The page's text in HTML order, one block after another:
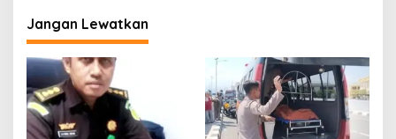
Kembali Diadukan ke OJK
Jangan Lewatkan